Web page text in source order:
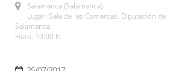
Salamanca (Salamanca)
Lugar: Sala de las Comarcas. Diputación de
Salamanca
Hora: 10:00 h.